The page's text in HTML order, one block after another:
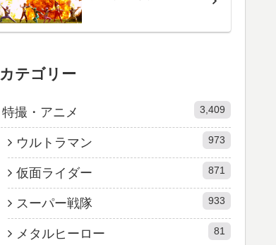
カテゴリー
特撮・アニメ 3,409
ウルトラマン 973
仮面ライダー 871
スーパー戦隊 933
メタルヒーロー 81